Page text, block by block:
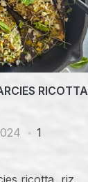
RICOTTA
1
ricotta, riz